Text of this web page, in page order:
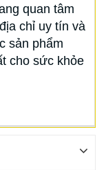
quan tâm
chỉ uy tín và
sản phẩm
cho sức khỏe